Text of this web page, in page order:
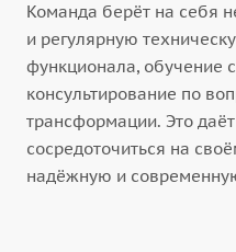
Команда берёт на себя
и регулярную
функционала, обучение
консультирование по
трансформации. Это
сосредоточиться на
надёжную и